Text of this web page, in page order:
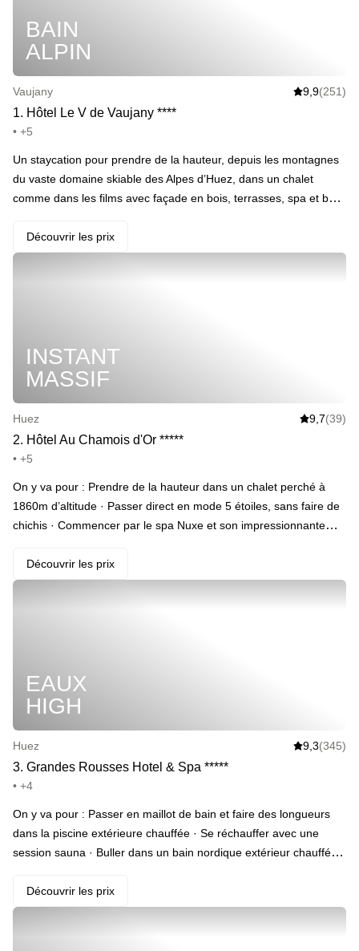
BAIN
ALPIN
Vaujany 9,9(251)
1. Hôtel Le V de Vaujany ****
• +5
Un staycation pour prendre de la hauteur, depuis les montagnes
du vaste domaine skiable des Alpes d’Huez, dans un chalet
comme dans les films avec façade en bois, terrasses, spa et bain
spa, vous pourrez en profiter en duo à la tombée de la nuit.
Premiers arrivés comme on dit… · Votre programme : vues
vue sur les montagnes, frissons garantis même dans une eau à
38 degrés. · Et plein d’extras : Massage de 25min ou 50min
Découvrir les prix
INSTANT
MASSIF
Huez 9,7(39)
2. Hôtel Au Chamois d'Or *****
• +5
On y va pour : Prendre de la hauteur dans un chalet perché à
1860m d’altitude · Passer direct en mode 5 étoiles, sans faire de
chichis · Commencer par le spa Nuxe et son impressionnante
Avant de conclure par le sauna · Se laisser tenter par un petit
massage sur-mesure *(en add-on)* · S’installer en terrasse et
Découvrir les prix
EAUX
HIGH
Huez 9,3(345)
3. Grandes Rousses Hotel & Spa *****
• +4
On y va pour : Passer en maillot de bain et faire des longueurs
dans la piscine extérieure chauffée · Se réchauffer avec une
session sauna · Buller dans un bain nordique extérieur chauffé à
petit nuage avec un petit déjeuner de roi
Découvrir les prix